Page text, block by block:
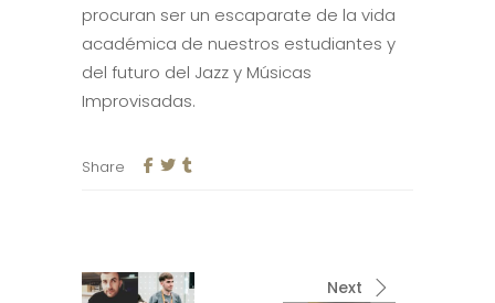
procuran ser un escaparate de la vida
académica de nuestros estudiantes y
del futuro del Jazz y Músicas
Improvisadas.
Share
Next